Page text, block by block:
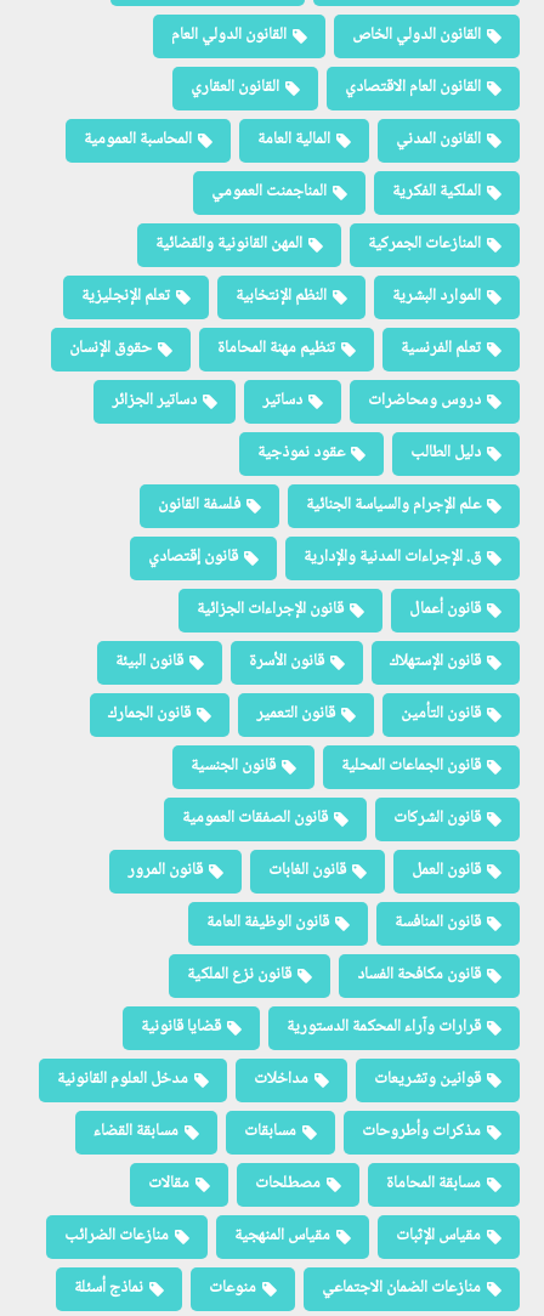
القانون الدولي الخاص
القانون الدولي العام
القانون العام الاقتصادي
القانون العقاري
القانون المدني
المالية العامة
المحاسبة العمومية
الملكية الفكرية
المناجمنت العمومي
المنازعات الجمركية
المهن القانونية والقضائية
الموارد البشرية
النظم الإنتخابية
تعلم الإنجليزية
تعلم الفرنسية
تنظيم مهنة المحاماة
حقوق الإنسان
دروس ومحاضرات
دساتير
دساتير الجزائر
دليل الطالب
عقود نموذجية
علم الإجرام والسياسة الجنائية
فلسفة القانون
ق. الإجراءات المدنية والإدارية
قانون إقتصادي
قانون أعمال
قانون الإجراءات الجزائية
قانون الإستهلاك
قانون الأسرة
قانون البيئة
قانون التأمين
قانون التعمير
قانون الجمارك
قانون الجماعات المحلية
قانون الجنسية
قانون الشركات
قانون الصفقات العمومية
قانون العمل
قانون الغابات
قانون المرور
قانون المنافسة
قانون الوظيفة العامة
قانون مكافحة الفساد
قانون نزع الملكية
قرارات وآراء المحكمة الدستورية
قضايا قانونية
قوانين وتشريعات
مداخلات
مدخل العلوم القانونية
مذكرات وأطروحات
مسابقات
مسابقة القضاء
مسابقة المحاماة
مصطلحات
مقالات
مقياس الإثبات
مقياس المنهجية
منازعات الضرائب
منازعات الضمان الاجتماعي
منوعات
نماذج أسئلة